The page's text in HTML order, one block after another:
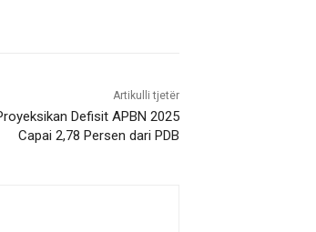
Artikulli tjetër
Defisit APBN 2025
Capai 2,78 Persen dari PDB